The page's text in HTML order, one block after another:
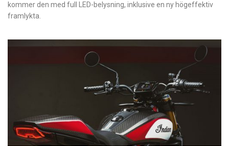
kommer den med full LED-belysning, inklusive en ny högeffektiv
framlykta.